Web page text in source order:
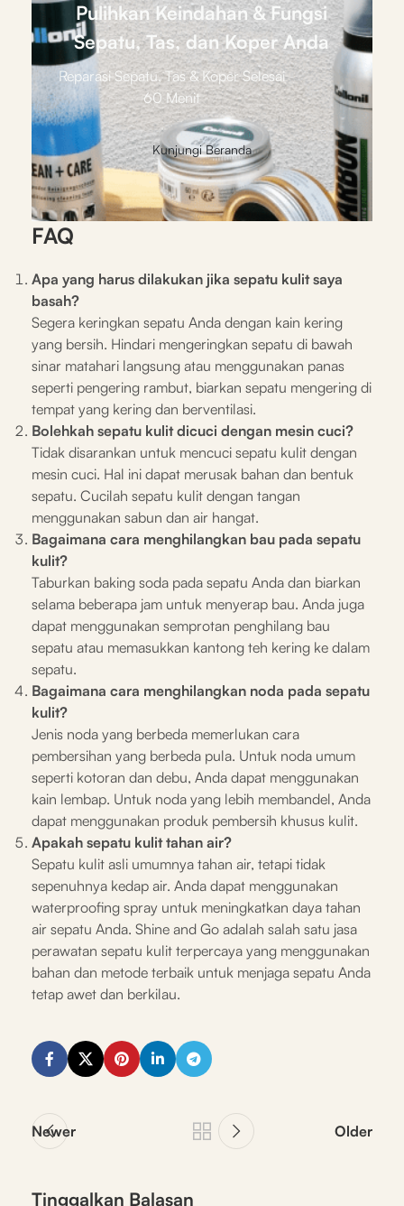
Pulihkan Keindahan & Fungsi
Sepatu, Tas, dan Koper Anda
Reparasi Sepatu, Tas & Koper Selesai
60 Menit
Kunjungi Beranda
FAQ
Apa yang harus dilakukan jika sepatu kulit saya
basah?
Segera keringkan sepatu Anda dengan kain kering
yang bersih. Hindari mengeringkan sepatu di bawah
sinar matahari langsung atau menggunakan panas
seperti pengering rambut, biarkan sepatu mengering di
tempat yang kering dan berventilasi.
Bolehkah sepatu kulit dicuci dengan mesin cuci?
Tidak disarankan untuk mencuci sepatu kulit dengan
mesin cuci. Hal ini dapat merusak bahan dan bentuk
sepatu. Cucilah sepatu kulit dengan tangan
menggunakan sabun dan air hangat.
Bagaimana cara menghilangkan bau pada sepatu
kulit?
Taburkan baking soda pada sepatu Anda dan biarkan
selama beberapa jam untuk menyerap bau. Anda juga
dapat menggunakan semprotan penghilang bau
sepatu atau memasukkan kantong teh kering ke dalam
sepatu.
Bagaimana cara menghilangkan noda pada sepatu
kulit?
Jenis noda yang berbeda memerlukan cara
pembersihan yang berbeda pula. Untuk noda umum
seperti kotoran dan debu, Anda dapat menggunakan
kain lembap. Untuk noda yang lebih membandel, Anda
dapat menggunakan produk pembersih khusus kulit.
Apakah sepatu kulit tahan air?
Sepatu kulit asli umumnya tahan air, tetapi tidak
sepenuhnya kedap air. Anda dapat menggunakan
waterproofing spray untuk meningkatkan daya tahan
air sepatu Anda. Shine and Go adalah salah satu jasa
perawatan sepatu kulit terpercaya yang menggunakan
bahan dan metode terbaik untuk menjaga sepatu Anda
tetap awet dan berkilau.
Newer Older
Tinggalkan Balasan